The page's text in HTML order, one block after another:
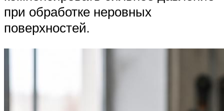
при обработке неровных
поверхностей.